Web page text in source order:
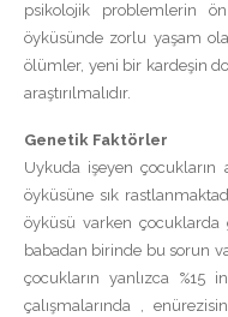
psikolojik problemlerin
öyküsünde zorlu yaşam
ölümler, yeni bir kardeşin
araştırılmalıdır.
Genetik Faktörler
Uykuda işeyen çocukların
öyküsüne sık
öyküsü varken çocuklarda
babadan birinde bu sorun
çocukların yanlızca %15
çalışmalarında ,